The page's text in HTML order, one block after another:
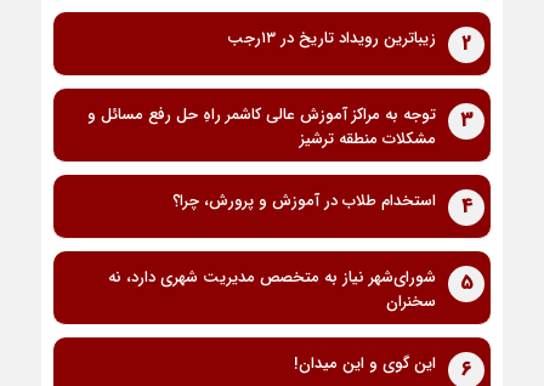
2 زیباترین رویداد تاریخ در ۱۳رجب
3
توجه به مراکز آموزش عالی کاشمر راهِ حل رفع مسائل و
مشکلات منطقه ترشیز
4 استخدام طلاب در آموزش و پرورش، چرا؟
5
شورای‌شهر نیاز به متخصص مدیریت شهری دارد، نه
سخنران
6 این گوی و این میدان!